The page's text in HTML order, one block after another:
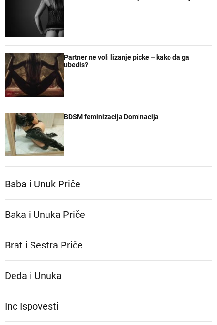
Partner ne voli lizanje picke – kako da ga
ubedis?
BDSM feminizacija Dominacija
Baba i Unuk Priče
Baka i Unuka Pričе
Brat i Sestra Priče
Deda i Unuka
Inc Ispovesti